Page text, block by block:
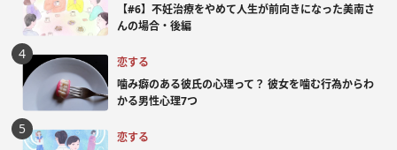
【#6】不妊治療をやめて人生が前向きになった美南さ
んの場合・後編
恋する
噛み癖のある彼氏の心理って？ 彼女を噛む行為からわ
かる男性心理7つ
恋する